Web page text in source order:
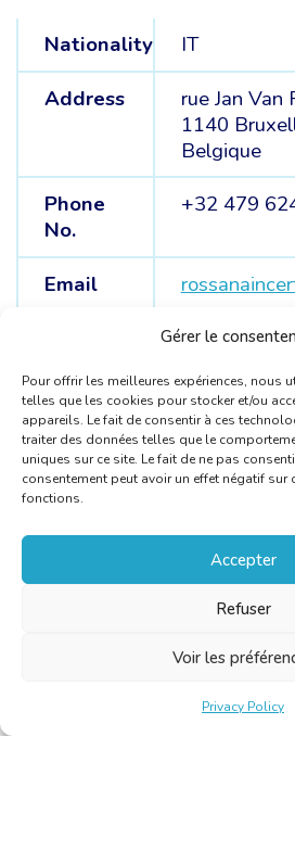
Gérer le
Pour offrir les meilleures expériences, nous
telles que les cookies pour stocker et/ou
appareils. Le fait de consentir à ces
traiter des données telles que le
uniques sur ce site. Le fait de ne pas
consentement peut avoir un effet négatif sur
fonctions.
Accepter
Refuser
Voir les
Privacy Policy
Nationality
IT
Address
rue Jan Van
1140
Belgique
Phone
No.
+32 479
Email
BE 0567